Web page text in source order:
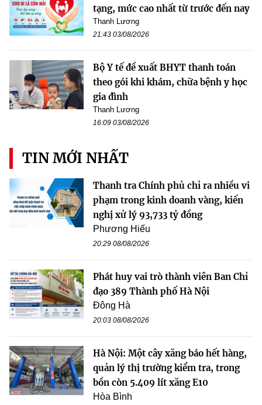
tạng, mức cao nhất từ trước đến nay
Thanh Lương
21:43 03/08/2026
Bộ Y tế đề xuất BHYT thanh toán
theo gói khi khám, chữa bệnh y học
gia đình
Thanh Lương
16:09 03/08/2026
TIN MỚI NHẤT
Thanh tra Chính phủ chỉ ra nhiều vi
phạm trong kinh doanh vàng, kiến
nghị xử lý 93,733 tỷ đồng
Phương Hiếu
20:29 08/08/2026
Phát huy vai trò thành viên Ban Chỉ
đạo 389 Thành phố Hà Nội
Đông Hà
20:03 08/08/2026
Hà Nội: Một cây xăng báo hết hàng,
quản lý thị trường kiểm tra, trong
bồn còn 5.409 lít xăng E10
Hòa Bình